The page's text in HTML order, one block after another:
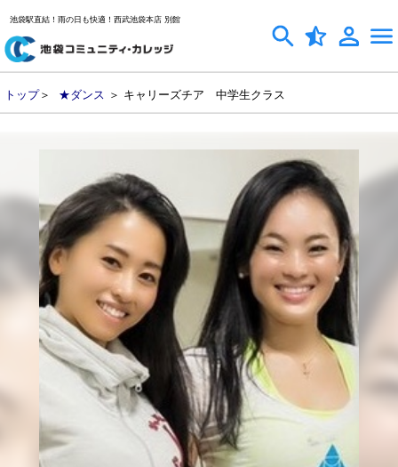
池袋駅直結！雨の日も快適！西武池袋本店 別館
トップ＞ ★ダンス ＞ キャリーズチア 中学生クラス